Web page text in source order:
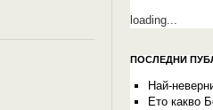
loading...
ПОСЛЕДНИ
Най-
Ето какво